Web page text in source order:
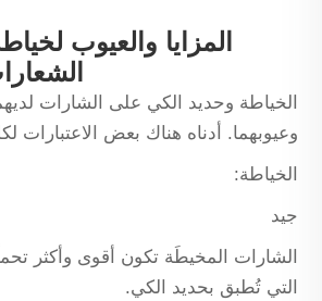
المزايا والعيوب
الخياطة وحديد الكي على الشارات
وعيوبهما. أدناه هناك بعض الاعتبارات
الخياطة:
جيد
الشارات المخيطَة تكون أقوى وأكثر
التي تُطبق بحديد الكي.